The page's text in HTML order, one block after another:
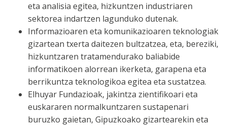
eta analisia egitea, hizkuntzen industriaren
sektorea indartzen lagunduko dutenak.
Informazioaren eta komunikazioaren teknologiak
gizartean txerta daitezen bultzatzea, eta, bereziki,
hizkuntzaren tratamendurako baliabide
informatikoen alorrean ikerketa, garapena eta
berrikuntza teknologikoa egitea eta sustatzea.
Elhuyar Fundazioak, jakintza zientifikoari eta
euskararen normalkuntzaren sustapenari
buruzko gaietan, Gipuzkoako gizartearekin eta